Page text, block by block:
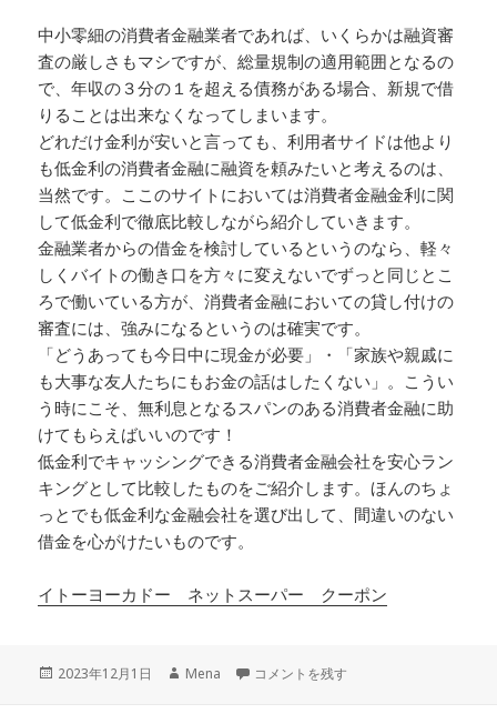
中小零細の消費者金融業者であれば、いくらかは融資審
査の厳しさもマシですが、総量規制の適用範囲となるの
で、年収の３分の１を超える債務がある場合、新規で借
りることは出来なくなってしまいます。
どれだけ金利が安いと言っても、利用者サイドは他より
も低金利の消費者金融に融資を頼みたいと考えるのは、
当然です。ここのサイトにおいては消費者金融金利に関
して低金利で徹底比較しながら紹介していきます。
金融業者からの借金を検討しているというのなら、軽々
しくバイトの働き口を方々に変えないでずっと同じとこ
ろで働いている方が、消費者金融においての貸し付けの
審査には、強みになるというのは確実です。
「どうあっても今日中に現金が必要」・「家族や親戚に
も大事な友人たちにもお金の話はしたくない」。こうい
う時にこそ、無利息となるスパンのある消費者金融に助
けてもらえばいいのです！
低金利でキャッシングできる消費者金融会社を安心ラン
キングとして比較したものをご紹介します。ほんのちょ
っとでも低金利な金融会社を選び出して、間違いのない
借金を心がけたいものです。
イトーヨーカドー ネットスーパー クーポン
投
2023年12月1日
作
Mena 金利が安い金融会社から借り受けたい
コメントを残す